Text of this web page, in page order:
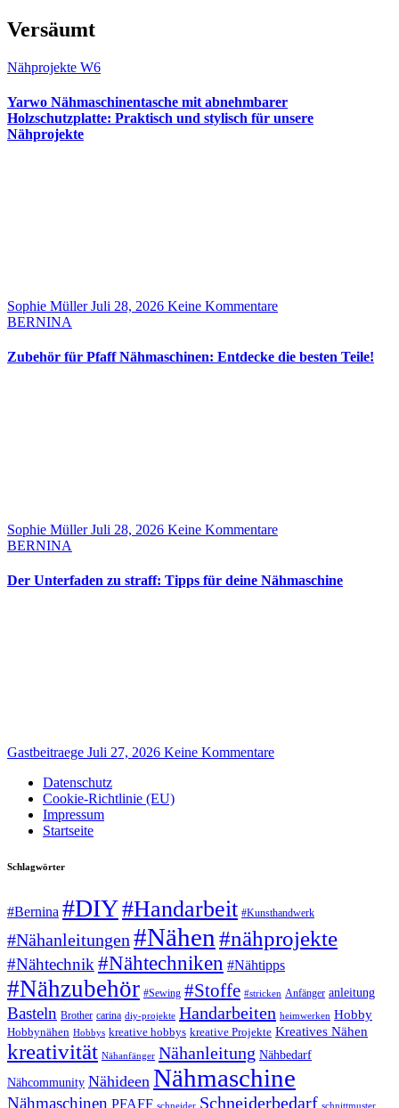
Versäumt
Nähprojekte W6
Yarwo Nähmaschinentasche mit abnehmbarer
Holzschutzplatte: Praktisch und stylisch für unsere
Nähprojekte
Sophie MüllerJuli 28, 2026 Keine Kommentare
BERNINA
Zubehör für Pfaff Nähmaschinen: Entdecke die besten Teile!
Sophie MüllerJuli 28, 2026 Keine Kommentare
BERNINA
Der Unterfaden zu straff: Tipps für deine Nähmaschine
Gastbeitraege Juli 27, 2026 Keine Kommentare
Datenschutz
Cookie-Richtlinie (EU)
Impressum
Startseite
Schlagwörter
#Bernina #DIY#Handarbeit #Kunsthandwerk
#Nähanleitungen #Nähen #nähprojekte
#Nähtechnik #Nähtechniken #Nähtipps
#Nähzubehör #Sewing #Stoffe #stricken Anfänger anleitung
Basteln Brother carina diy-projekte Handarbeiten heimwerken Hobby
Hobbynähen Hobbys kreative hobbys kreative Projekte Kreatives Nähen
kreativität Nähanfänger Nähanleitung Nähbedarf
Nähcommunity Nähideen Nähmaschine
Nähmaschinen PFAFF schneider Schneiderbedarf schnittmuster